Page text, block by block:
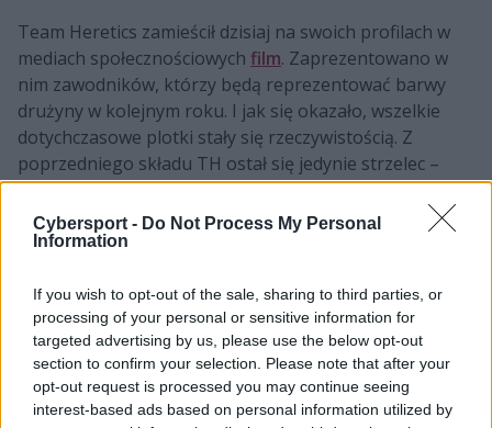
Cybersport - Do Not Process My Personal
Information
If you wish to opt-out of the sale, sharing to third parties, or
processing of your personal or sensitive information for
targeted advertising by us, please use the below opt-out
section to confirm your selection. Please note that after your
opt-out request is processed you may continue seeing
interest-based ads based on personal information utilized by
Team Heretics zamieścił dzisiaj na swoich profilach w
mediach społecznościowych film. Zaprezentowano w
nim zawodników, którzy będą reprezentować barwy
drużyny w kolejnym roku. I jak się okazało, wszelkie
dotychczasowe plotki stały się rzeczywistością. Z
poprzedniego składu TH ostał się jedynie strzelec –
Victor "Flakked" Lirola Tortosa. Tym samym w zespole
znalazły się cztery nowe nabytki.
Koreańczyków w organizacji
Kim są nowi gracze TH?
Jeśli chodzi więc o nowych graczy Heretics, to
najbardziej znanym jest następca Marcina "Jankosa"